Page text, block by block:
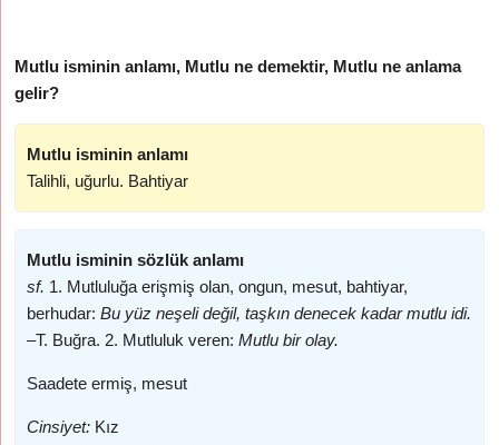
Mutlu isminin anlamı, Mutlu ne demektir, Mutlu ne anlama
gelir?
Mutlu isminin anlamı
Talihli, uğurlu. Bahtiyar
Mutlu isminin sözlük anlamı
sf. 1. Mutluluğa erişmiş olan, ongun, mesut, bahtiyar,
berhudar: Bu yüz neşeli değil, taşkın denecek kadar mutlu idi.
–T. Buğra. 2. Mutluluk veren: Mutlu bir olay.
Saadete ermiş, mesut
Cinsiyet: Kız